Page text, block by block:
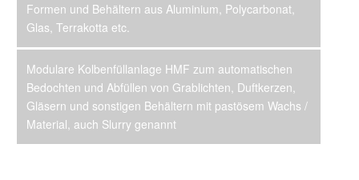
Formen und Behältern aus Aluminium, Polycarbonat,
Glas, Terrakotta etc.
Modulare Kolbenfüllanlage HMF zum automatischen
Bedochten und Abfüllen von Grablichten, Duftkerzen,
Gläsern und sonstigen Behältern mit pastösem Wachs /
Material, auch Slurry genannt